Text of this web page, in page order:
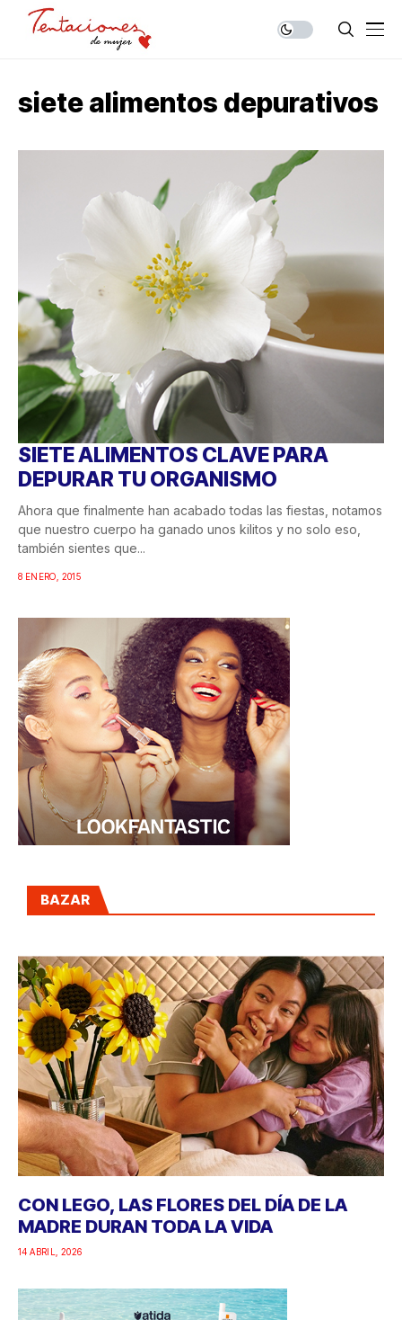
siete alimentos depurativos
SIETE ALIMENTOS CLAVE PARA
DEPURAR TU ORGANISMO
Ahora que finalmente han acabado todas las fiestas, notamos
que nuestro cuerpo ha ganado unos kilitos y no solo eso,
también sientes que...
8 ENERO, 2015
BAZAR
CON LEGO, LAS FLORES DEL DÍA DE LA
MADRE DURAN TODA LA VIDA
14 ABRIL, 2026